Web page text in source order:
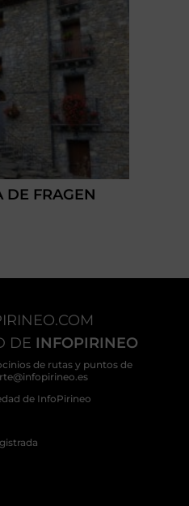
FRAGEN
DE INFOPIRINEO
de rutas y puntos de
de InfoPirineo